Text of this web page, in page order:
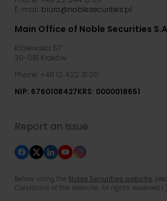
E-mail: biuro@noblesecurities.pl
Main Office of Noble Securities
Królewska 57
30-081 Kraków
Phone: +48 12 422 31 00
NIP: 6760108427KRS: 0000018651
Report an Issue
Before using the Noble Securities website ,
Conditions of the Website. All rights reserved |